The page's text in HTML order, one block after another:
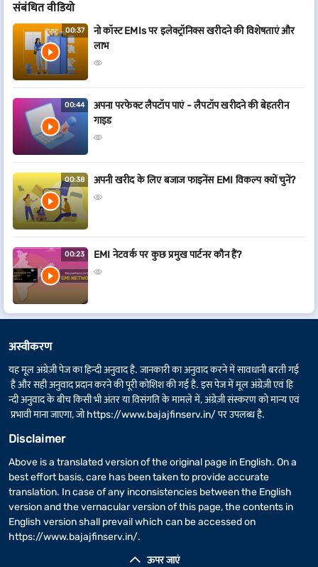
संबं​धित वीडियो
00:37
नो कॉस्ट EMIs पर इलेक्ट्रॉनिक्स खरीदने की विशेषताएं और
लाभ
00:44
अपना परफेक्ट लैपटॉप पाएं - लैपटॉप खरीदने की बेहतरीन
गाइड
00:38 अपनी खरीद के लिए बजाज फाइनेंस EMI विकल्प क्यों चुनें?
00:23 EMI नेटवर्क पर कुछ प्रमुख पार्टनर कौन हैं?
ऊपर जाएं
अस्वीकरण
यह मूल अंग्रेज़ी पेज का हिन्दी अनुवाद है. जानकारी का अनुवाद करने में सावधानी बरती गई
है और सही अनुवाद प्रदान करने की पूरी कोशिश की गई है. इस पेज में मूल अंग्रेज़ी एवं हि
न्दी अनुवाद के बीच किसी भी अंतर या विसंगति के मामले में, अंग्रेज़ी संस्करण को मान्य एवं
प्रभावी माना जाएगा, जोhttps://www.bajajfinserv.in/पर उपलब्ध है.
Disclaimer
Above is a translated version of the original page in English. On a
best effort basis, care has been taken to provide accurate
translation. In case of any inconsistencies between the English
version and the vernacular version of this page, the contents in
English version shall prevail which can be accessed on
https://www.bajajfinserv.in/.